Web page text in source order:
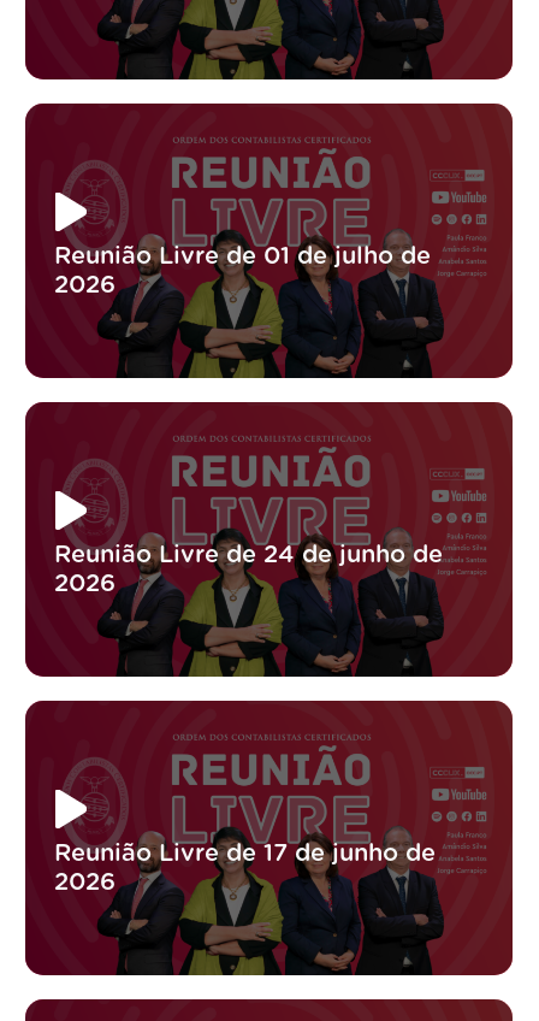
Reunião Livre de 01 de julho de
2026
Reunião Livre de 24 de junho de
2026
Reunião Livre de 17 de junho de
2026